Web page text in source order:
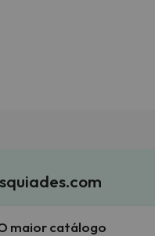
maior catálogo